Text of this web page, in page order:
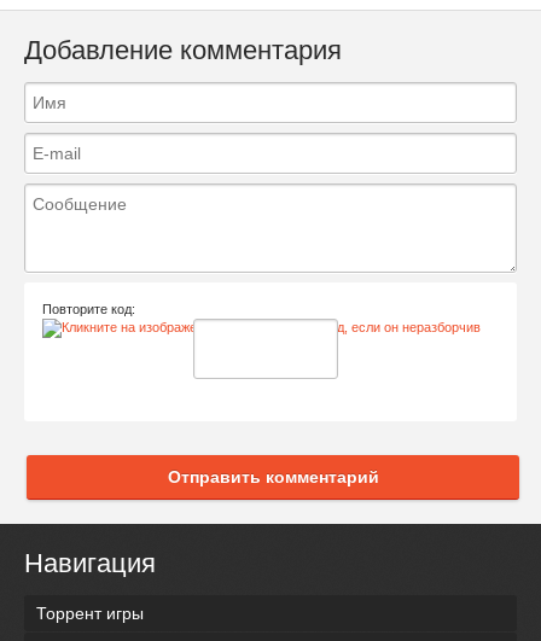
Добавление комментария
Повторите код:
Отправить комментарий
Навигация
Торрент игры